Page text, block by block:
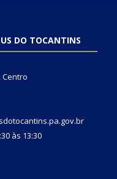
DO TOCANTINS
Centro
às 13:30